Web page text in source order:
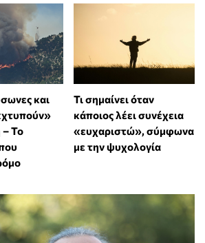
και
Το
Τι σημαίνει όταν
κάποιος λέει συνέχεια
«ευχαριστώ», σύμφωνα
με την ψυχολογία